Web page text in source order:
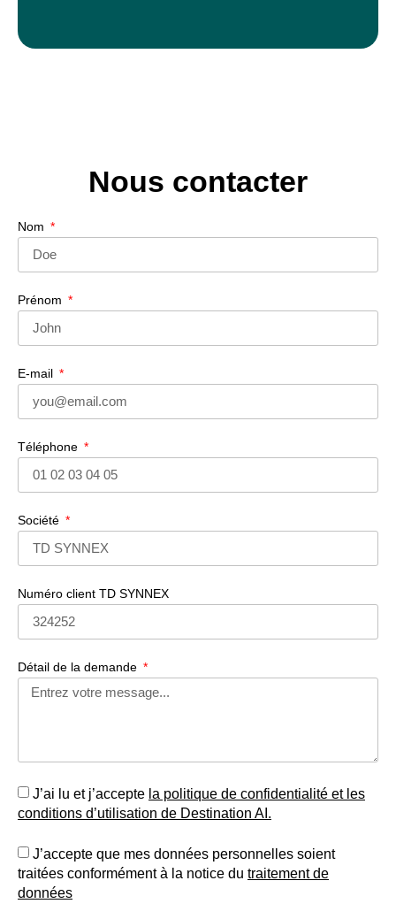
Nous contacter
Nom
Prénom
E-mail
Téléphone
Société
Numéro client TD SYNNEX
Détail de la demande
J’ai lu et j’accepte la politique de confidentialité et les
conditions d’utilisation de Destination AI.​
J’accepte que mes données personnelles soient
traitées conformément à la notice du traitement de
données